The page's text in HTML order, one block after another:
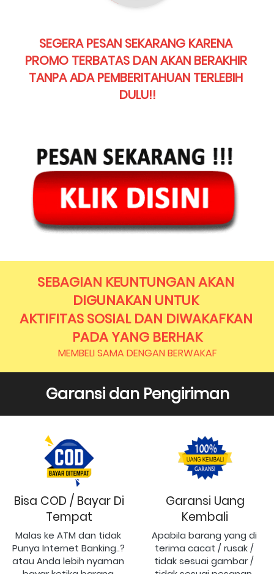
SEGERA PESAN SEKARANG KARENA
PROMO TERBATAS DAN AKAN BERAKHIR
TANPA ADA PEMBERITAHUAN TERLEBIH
DULU!!
SEBAGIAN KEUNTUNGAN AKAN
DIGUNAKAN UNTUK
AKTIFITAS SOSIAL DAN DIWAKAFKAN
PADA YANG BERHAK
MEMBELI SAMA DENGAN BERWAKAF
Garansi dan Pengiriman
Bisa COD / Bayar Di
Tempat
Malas ke ATM dan tidak
Punya Internet Banking..?
atau Anda lebih nyaman
Garansi Uang
Kembali
Apabila barang yang di
terima cacat / rusak /
tidak sesuai gambar /